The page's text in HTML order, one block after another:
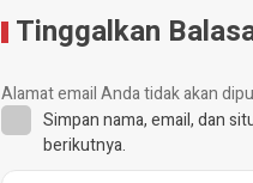
Tinggalkan
Alamat email Anda tidak akan
Simpan nama, email, dan
berikutnya.